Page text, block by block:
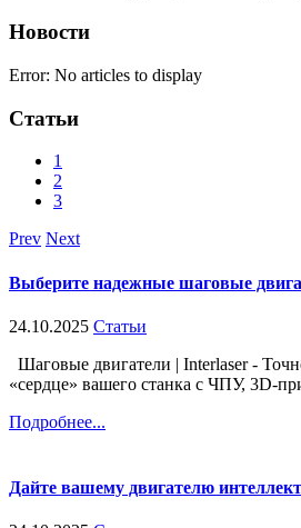
Новости
Error: No articles to display
Статьи
1
2
3
Prev Next
Выберите надежные шаговые
24.10.2025 Статьи
Шаговые двигатели | Interlaser -
«сердце» вашего станка с ЧПУ, 3D-
Подробнее...
Дайте вашему двигателю